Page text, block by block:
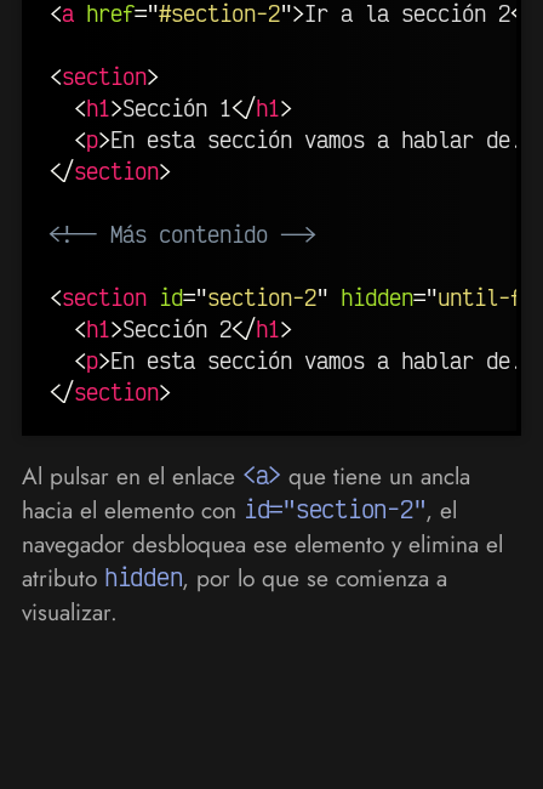
<a href="#section-2">Ir a la sección 2</
<section>
<h1>Sección 1</h1>
<p>En esta sección vamos a hablar
</section>
<!-- Más contenido -->
<section id="section-2" hidden="until-
<h1>Sección 2</h1>
<p>En esta sección vamos a hablar
</section>
Al pulsar en el enlace <a> que tiene un ancla
hacia el elemento con id="section-2", el
navegador desbloquea ese elemento y elimina el
atributo hidden, por lo que se comienza a
visualizar.